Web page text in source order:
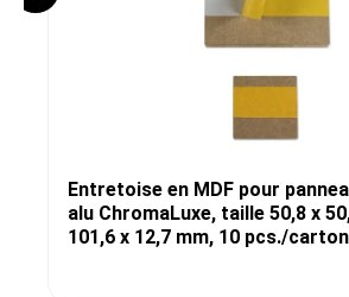
Entretoise en MDF pour
alu ChromaLuxe, taille 50,8 x
101,6 x 12,7 mm, 10 pcs./carton